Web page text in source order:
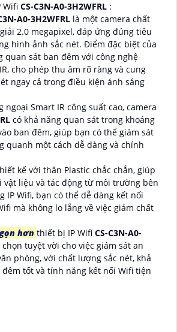
Wifi CS-C3N-A0-3H2WFRL :
A0-3H2WFRL là một camera chất
2.0 megapixel, đáp ứng đúng tiêu
hình ảnh sắc nét. Điểm đặc biệt của
quan sát ban đêm với công nghệ
cho phép thu âm rõ ràng và cung
ngay cả trong điều kiện ánh sáng
ngoại Smart IR công suất cao, camera
có khả năng quan sát trong khoảng
ban đêm, giúp bạn có thể giám sát
quanh một cách dễ dàng và chính
kế với thân Plastic chắc chắn, giúp
vật liệu và tác động từ môi trường bên
IP Wifi, bạn có thể dễ dàng kết nối
mà không lo lắng về việc giảm chất
hơn thiết bị IP Wifi CS-C3N-A0-
tuyệt vời cho việc giám sát an
phòng, với chất lượng sắc nét, khả
tốt và tính năng kết nối Wifi tiện